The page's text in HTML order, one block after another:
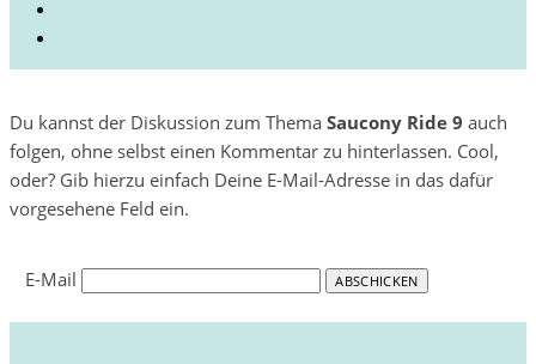
Du kannst der Diskussion zum Thema Saucony Ride 9 auch
folgen, ohne selbst einen Kommentar zu hinterlassen. Cool,
oder? Gib hierzu einfach Deine E-Mail-Adresse in das dafür
vorgesehene Feld ein.
E-Mail